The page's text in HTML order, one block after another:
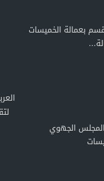
بعمالة الخميسات
الجهوي